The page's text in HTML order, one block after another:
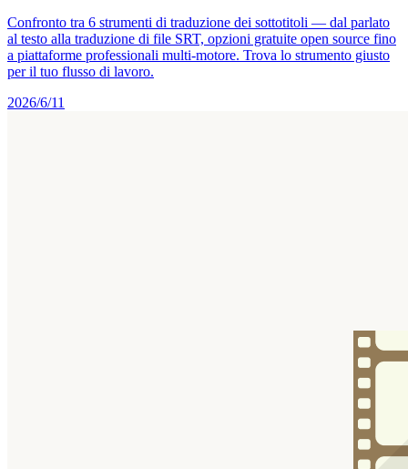
Confronto tra 6 strumenti di traduzione dei sottotitoli — dal parlato
al testo alla traduzione di file SRT, opzioni gratuite open source fino
a piattaforme professionali multi-motore. Trova lo strumento giusto
per il tuo flusso di lavoro.
2026/6/11